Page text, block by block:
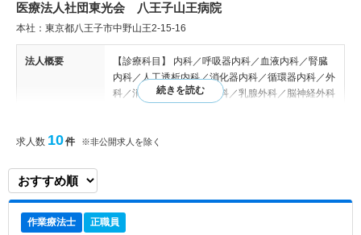
医療法人社団東光会 八王子山王病院
本社：東京都八王子市中野山王2-15-16
法人概要
【診療科目】 内科／呼吸器内科／血液内科／腎臓
内科／人工透析内科／消化器内科／循環器内科／外
科／消化器外科／整形外科／乳腺外科／脳神経外科
して医療を受けていただける信頼感のある看護を目
ふれあいをもとに、最新の医療機器と高度な技術で
地域医療を進めています。そのため、地域の方々の
求人数 10件 ※非公開求人を除く
作業療法士 正職員